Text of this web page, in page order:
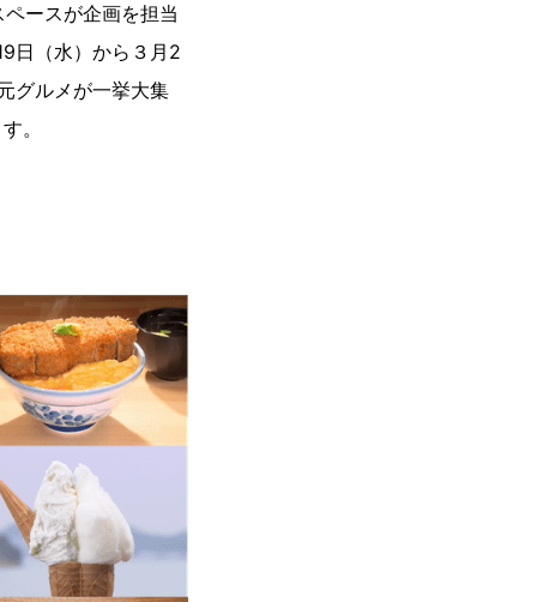
ースが企画を担当
日（水）から３月2
グルメが一挙大集
。